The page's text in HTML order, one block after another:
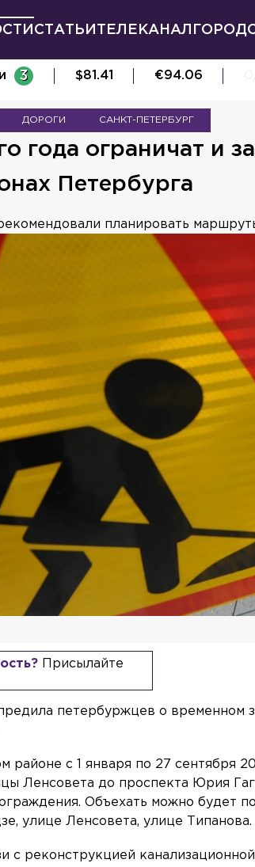
СТАТЬИ ТЕЛЕКАНАЛ
3 $81.41 €94.06
ДОРОГИ САНКТ-ПЕТЕРБУРГ
года ограничат и
Петербурга
планировать
Присылайте
петербуржцев о временном
районе с 1 января по 27 сентября
Ленсовета до проспекта Юрия
Объехать можно будет
улице Ленсовета, улице Типанова.
с реконструкцией